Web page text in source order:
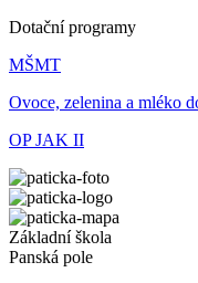
Dotační programy
MŠMT
Ovoce, zelenina a mléko
OP JAK II
Základní škola
Panská pole